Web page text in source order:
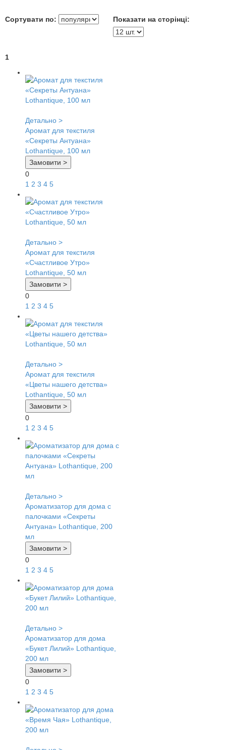
Сортувати по: Показати на сторінці:
1
Детально >
Аромат для текстиля
«Секреты Антуана»
Lothantique, 100 мл
Замовити >
0
1 2 3 4 5
Детально >
Аромат для текстиля
«Счастливое Утро»
Lothantique, 50 мл
Замовити >
0
1 2 3 4 5
Детально >
Аромат для текстиля
«Цветы нашего детства»
Lothantique, 50 мл
Замовити >
0
1 2 3 4 5
Детально >
Ароматизатор для дома с
палочками «Секреты
Антуана» Lothantique, 200
мл
Замовити >
0
1 2 3 4 5
Детально >
Ароматизатор для дома
«Букет Лилий» Lothantique,
200 мл
Замовити >
0
1 2 3 4 5